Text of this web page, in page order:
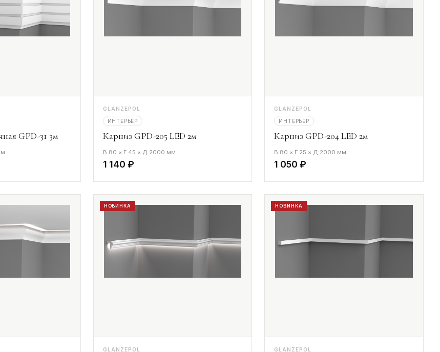
GPD-31 3м
GLANZEPOL
ИНТЕРЬЕР
Карниз GPD-205 LED 2м
В 80 × Г 45 × Д 2000 мм
1 140 ₽
GLANZEPOL
ИНТЕРЬЕР
Карниз GPD-204 LED 2м
В 80 × Г 25 × Д 2000 мм
1 050 ₽
НОВИНКА
GLANZEPOL
НОВИНКА
GLANZEPOL